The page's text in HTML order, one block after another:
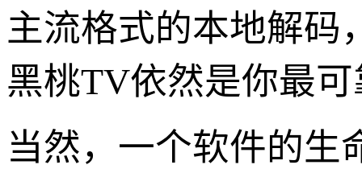
主流格式的本地解码
黑桃TV依然是你最
当然，一个软件的生